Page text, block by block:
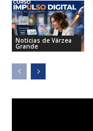
Notícias de Várzea
Grande